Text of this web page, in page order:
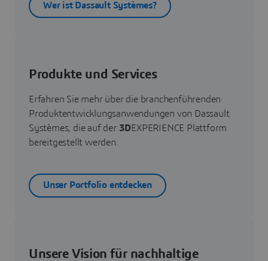
Wer ist Dassault Systèmes?
Produkte und Services
Erfahren Sie mehr über die branchenführenden
Produktentwicklungsanwendungen von Dassault
Systèmes, die auf der 3DEXPERIENCE Plattform
bereitgestellt werden.
Unser Portfolio entdecken
Unsere Vision für nachhaltige